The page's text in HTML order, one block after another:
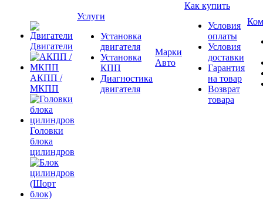
Двигатели
АКПП /
МКПП
Головки
блока
цилиндров
Услуги
Установка
двигателя
Установка
КПП
Диагностика
двигателя
Марки
Авто
Как купить
Условия
оплаты
Условия
доставки
Гарантия
на товар
Возврат
товара